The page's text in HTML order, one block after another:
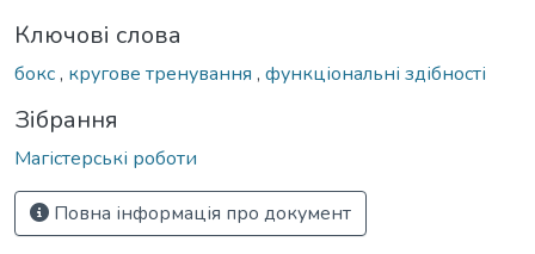
Ключові слова
бокс, кругове тренування , функціональні здібності
Зібрання
Магістерські роботи
Повна інформація про документ